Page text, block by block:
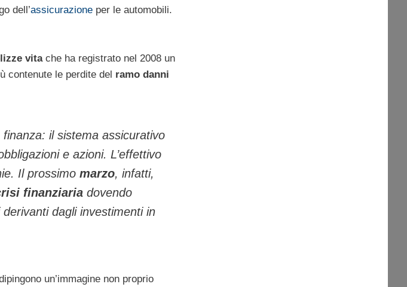
dell’assicurazioneper le automobili.
vitache ha registrato nel 2008 un
contenute le perdite del ramo danni
finanza: il sistema assicurativo
e azioni. L’effettivo
Il prossimo marzo, infatti,
finanziaria dovendo
dagli investimenti in
un’immagine non proprio